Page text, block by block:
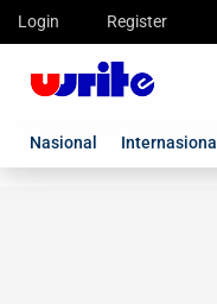
Login Register
Nasional Internasional